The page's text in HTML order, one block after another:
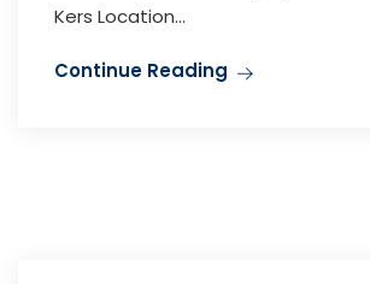
Kers Location...
Continue Reading